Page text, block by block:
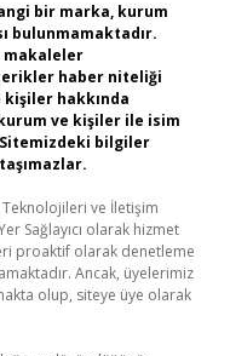
bir marka, kurum
bulunmamaktadır.
makaleler
haber niteliği
hakkında
ve kişiler ile isim
bilgiler
Teknolojileri ve İletişim
Sağlayıcı olarak hizmet
proaktif olarak denetleme
Ancak, üyelerimiz
olup, siteye üye olarak